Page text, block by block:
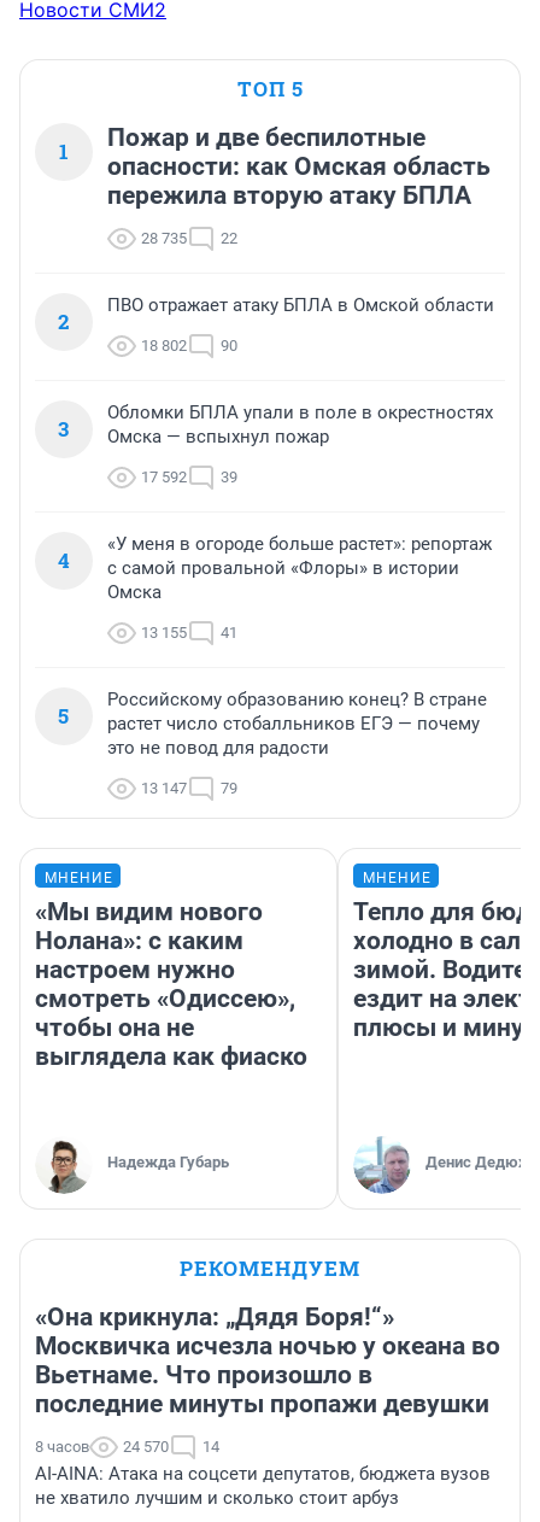
Новости СМИ2
ТОП 5
1
Пожар и две беспилотные
опасности: как Омская область
пережила вторую атаку БПЛА
28 735 22
2
ПВО отражает атаку БПЛА в Омской области
18 802 90
3
Обломки БПЛА упали в поле в окрестностях
Омска — вспыхнул пожар
17 592 39
4
«У меня в огороде больше растет»: репортаж
с самой провальной «Флоры» в истории
Омска
13 155 41
5
Российскому образованию конец? В стране
растет число стобалльников ЕГЭ — почему
это не повод для радости
13 147 79
МНЕНИЕ
«Мы видим нового
Нолана»: с каким
настроем нужно
смотреть «Одиссею»,
чтобы она не
выглядела как фиаско
Надежда Губарь
МНЕНИЕ
Тепло для
холодно в
зимой.
ездит на
плюсы и
Денис
РЕКОМЕНДУЕМ
«Она крикнула: „Дядя Боря!“»
Москвичка исчезла ночью у океана во
Вьетнаме. Что произошло в
последние минуты пропажи девушки
8 часов 24 570 14
AI-AINA: Атака на соцсети депутатов, бюджета вузов
не хватило лучшим и сколько стоит арбуз